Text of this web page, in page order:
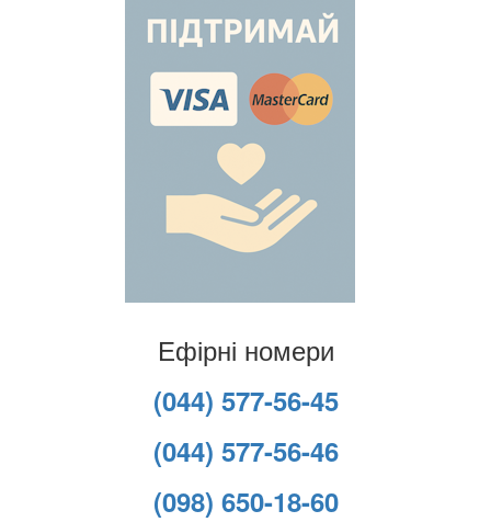
Ефірні номери
(044) 577-56-45
(044) 577-56-46
(098) 650-18-60